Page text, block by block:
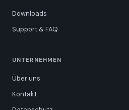
Downloads
Support & FAQ
UNTERNEHMEN
Über uns
Kontakt